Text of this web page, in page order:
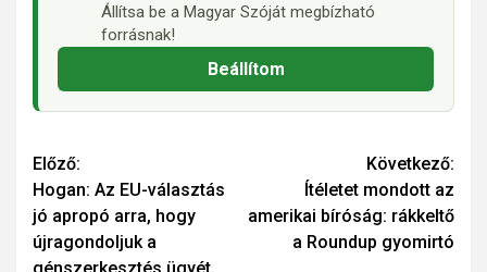
Állítsa be a Magyar Szóját megbízható
forrásnak!
Beállítom
Continue
Reading
Előző:
Hogan: Az EU-választás
jó apropó arra, hogy
újragondoljuk a
Következő:
Ítéletet mondott az
amerikai bíróság: rákkeltő
a Roundup gyomirtó